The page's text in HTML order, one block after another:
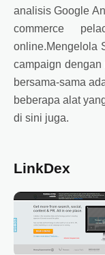
analisis Google
commerce
online.Mengelola
campaign
bersama-sama
beberapa alat
di sini juga.
LinkDex